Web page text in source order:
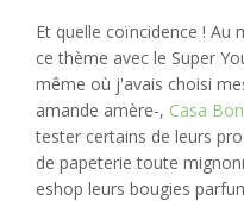
Et quelle coïncidence !
ce thème avec le Super
même où j'avais choisi
amande amère-, Casa
tester certains de leurs
de papeterie toute
eshop leurs bougies